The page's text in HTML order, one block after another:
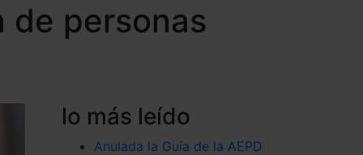
de personas
lo más leído
Anulada la Guía de la AEPD